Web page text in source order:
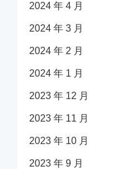
2024 年 4 月
2024 年 3 月
2024 年 2 月
2024 年 1 月
2023 年 12 月
2023 年 11 月
2023 年 10 月
2023 年 9 月